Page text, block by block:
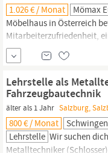
1.026 € / Monat Mömax
Möbelhaus in Österreich
Mitarbeiterzufriedenheit,
erstklassige betriebliche
Voraussetzungen für
stetigen Wachstum von
der Suche nach den
Lehrstelle als
Fahrzeugbautechnik
älter als 1 Jahr Salzburg,
800 € / Monat
Lehrstelle Wir suchen
Metalltechniker